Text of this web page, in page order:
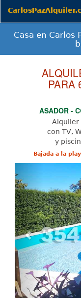
Casa en Carlos
PARA
ASADOR -
Alquiler
con TV,
y
Bajada a la
Previous